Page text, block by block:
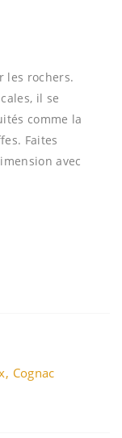
les rochers.
il se
comme la
Faites
avec
, Cognac